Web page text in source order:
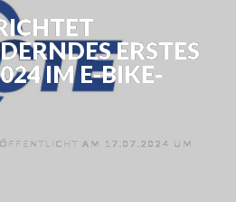
ERSTES
IM E-BIKE-
AM 17.07.2024 UM